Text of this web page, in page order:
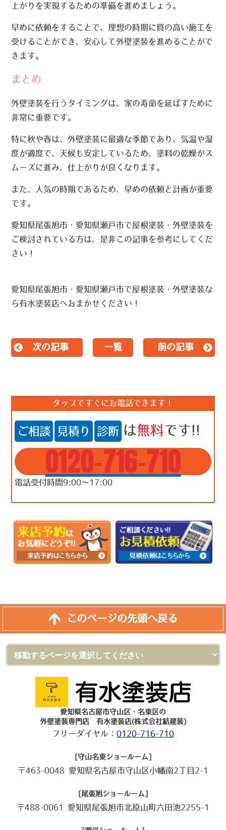
上がりを実現するための準備を進めましょう。
早めに依頼をすることで、理想の時期に質の高い施工を
受けることができ、安心して外壁塗装を進めることがで
きます。
まとめ
外壁塗装を行うタイミングは、家の寿命を延ばすために
非常に重要です。
特に秋や春は、外壁塗装に最適な季節であり、気温や湿
度が適度で、天候も安定しているため、塗料の乾燥がス
ムーズに進み、仕上がりが良くなります。
また、人気の時期であるため、早めの依頼と計画が重要
です。
愛知県尾張旭市・愛知県瀬戸市で屋根塗装・外壁塗装を
ご検討されている方は、是非この記事を参考にしてくだ
さい！
愛知県尾張旭市・愛知県瀬戸市で屋根塗装・外壁塗装な
ら有水塗装店へおまかせください！
次の記事 一覧 前の記事
タップですぐにお電話できます！
ご相談 見積り 診断 は無料です!!
0120-716-710
電話受付時間9:00～17:00
このページの先頭へ戻る
愛知県名古屋市守山区・名東区の
外壁塗装専門店 有水塗装店(株式会社結建装)
フリーダイヤル： 0120-716-710
[守山名東ショールーム]
〒463-0048 愛知県名古屋市守山区小幡南2丁目2-1
[尾張旭ショールーム]
〒488-0061 愛知県尾張旭市北原山町六田池2255-1